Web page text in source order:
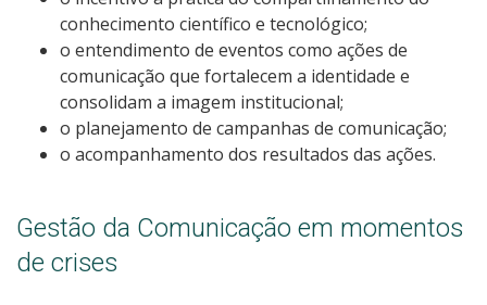
conhecimento científico e tecnológico;
o entendimento de eventos como ações de
comunicação que fortalecem a identidade e
consolidam a imagem institucional;
o planejamento de campanhas de comunicação;
o acompanhamento dos resultados das ações.
Gestão da Comunicação em momentos
de crises